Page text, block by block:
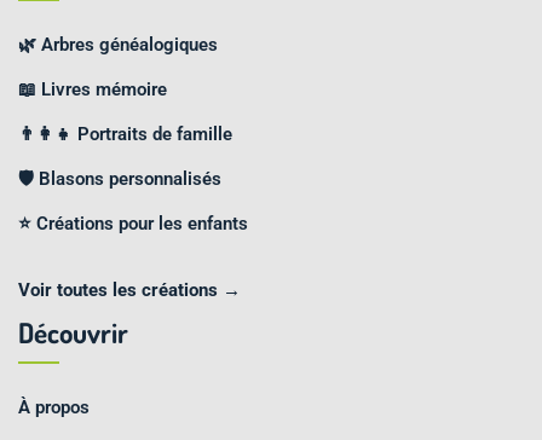
🌿 Arbres généalogiques
📖 Livres mémoire
👨‍👩‍👧 Portraits de famille
🛡️ Blasons personnalisés
⭐ Créations pour les enfants
Voir toutes les créations →
Découvrir
À propos